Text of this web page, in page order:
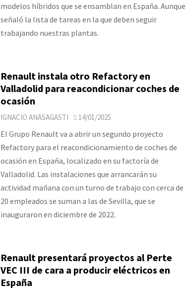
modelos híbridos que se ensamblan en España. Aunque
señaló la lista de tareas en la que deben seguir
trabajando nuestras plantas.
Renault instala otro Refactory en
Valladolid para reacondicionar coches de
ocasión
IGNACIO ANASAGASTI 14/01/2025
El Grupo Renault va a abrir un segundo proyecto
Refactory para el reacondicionamiento de coches de
ocasión en España, localizado en su factoría de
Valladolid. Las instalaciones que arrancarán su
actividad mañana con un turno de trabajo con cerca de
20 empleados se suman a las de Sevilla, que se
inauguraron en diciembre de 2022.
Renault presentará proyectos al Perte
VEC III de cara a producir eléctricos en
España